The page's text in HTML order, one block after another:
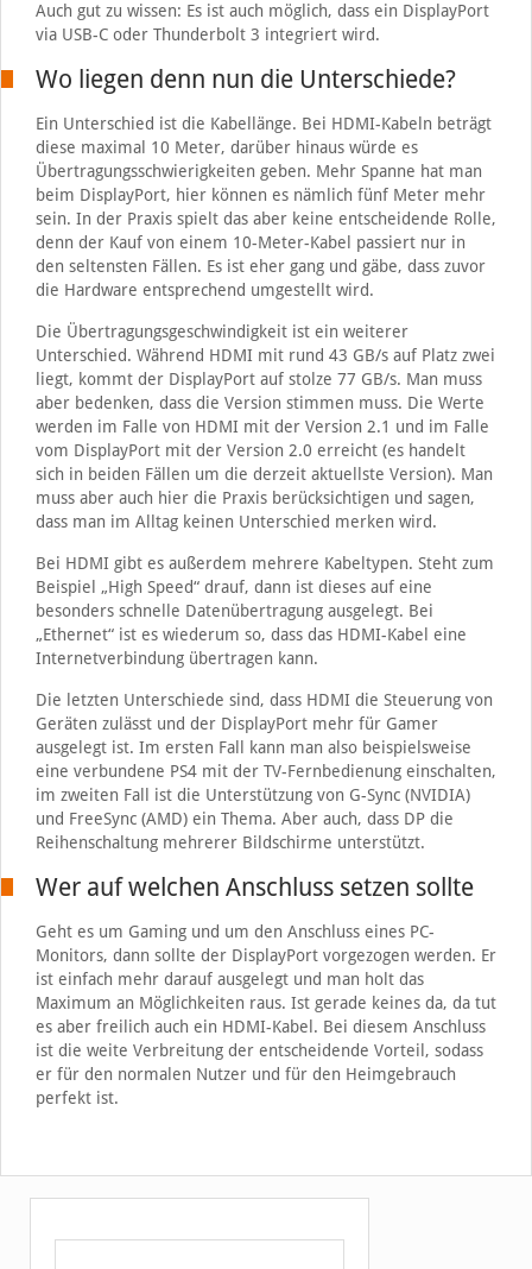
Auch gut zu wissen: Es ist auch möglich, dass ein DisplayPort
via USB-C oder Thunderbolt 3 integriert wird.
Wo liegen denn nun die Unterschiede?
Ein Unterschied ist die Kabellänge. Bei HDMI-Kabeln beträgt
diese maximal 10 Meter, darüber hinaus würde es
Übertragungsschwierigkeiten geben. Mehr Spanne hat man
beim DisplayPort, hier können es nämlich fünf Meter mehr
sein. In der Praxis spielt das aber keine entscheidende Rolle,
denn der Kauf von einem 10-Meter-Kabel passiert nur in
den seltensten Fällen. Es ist eher gang und gäbe, dass zuvor
die Hardware entsprechend umgestellt wird.
Die Übertragungsgeschwindigkeit ist ein weiterer
Unterschied. Während HDMI mit rund 43 GB/s auf Platz zwei
liegt, kommt der DisplayPort auf stolze 77 GB/s. Man muss
aber bedenken, dass die Version stimmen muss. Die Werte
werden im Falle von HDMI mit der Version 2.1 und im Falle
vom DisplayPort mit der Version 2.0 erreicht (es handelt
sich in beiden Fällen um die derzeit aktuellste Version). Man
muss aber auch hier die Praxis berücksichtigen und sagen,
dass man im Alltag keinen Unterschied merken wird.
Bei HDMI gibt es außerdem mehrere Kabeltypen. Steht zum
Beispiel „High Speed“ drauf, dann ist dieses auf eine
besonders schnelle Datenübertragung ausgelegt. Bei
„Ethernet“ ist es wiederum so, dass das HDMI-Kabel eine
Internetverbindung übertragen kann.
Die letzten Unterschiede sind, dass HDMI die Steuerung von
Geräten zulässt und der DisplayPort mehr für Gamer
ausgelegt ist. Im ersten Fall kann man also beispielsweise
eine verbundene PS4 mit der TV-Fernbedienung einschalten,
im zweiten Fall ist die Unterstützung von G-Sync (NVIDIA)
und FreeSync (AMD) ein Thema. Aber auch, dass DP die
Reihenschaltung mehrerer Bildschirme unterstützt.
Wer auf welchen Anschluss setzen sollte
Geht es um Gaming und um den Anschluss eines PC-
Monitors, dann sollte der DisplayPort vorgezogen werden. Er
ist einfach mehr darauf ausgelegt und man holt das
Maximum an Möglichkeiten raus. Ist gerade keines da, da tut
es aber freilich auch ein HDMI-Kabel. Bei diesem Anschluss
ist die weite Verbreitung der entscheidende Vorteil, sodass
er für den normalen Nutzer und für den Heimgebrauch
perfekt ist.